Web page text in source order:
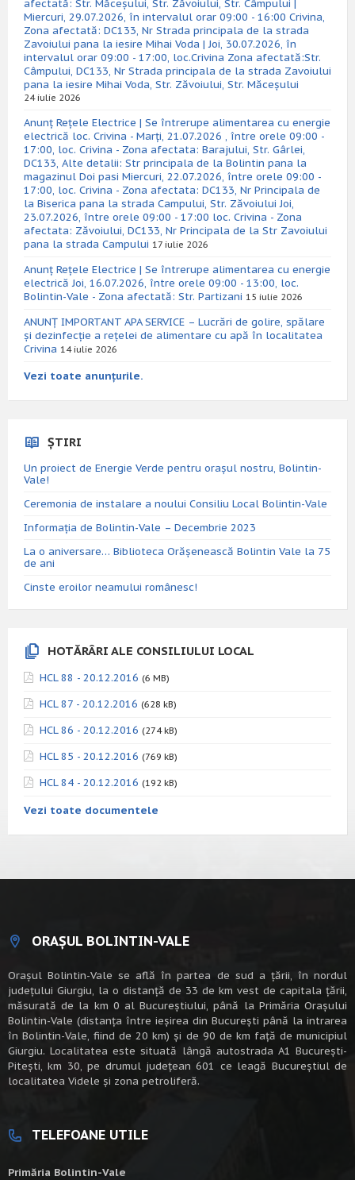
afectată: Str. Măceșului, Str. Zăvoiului, Str. Câmpului |
Miercuri, 29.07.2026, în intervalul orar 09:00 - 16:00 Crivina,
Zona afectată: DC133, Nr Strada principala de la strada
Zavoiului pana la iesire Mihai Voda | Joi, 30.07.2026, în
intervalul orar 09:00 - 17:00, loc.Crivina Zona afectată:Str.
Câmpului, DC133, Nr Strada principala de la strada Zavoiului
pana la iesire Mihai Voda, Str. Zăvoiului, Str. Măceșului
24 iulie 2026
Anunț Rețele Electrice | Se întrerupe alimentarea cu energie
electrică loc. Crivina - Marți, 21.07.2026 , între orele 09:00 -
17:00, loc. Crivina - Zona afectata: Barajului, Str. Gârlei,
DC133, Alte detalii: Str principala de la Bolintin pana la
magazinul Doi pasi Miercuri, 22.07.2026, între orele 09:00 -
17:00, loc. Crivina - Zona afectata: DC133, Nr Principala de
la Biserica pana la strada Campului, Str. Zăvoiului Joi,
23.07.2026, între orele 09:00 - 17:00 loc. Crivina - Zona
afectata: Zăvoiului, DC133, Nr Principala de la Str Zavoiului
pana la strada Campului 17 iulie 2026
Anunț Rețele Electrice | Se întrerupe alimentarea cu energie
electrică Joi, 16.07.2026, între orele 09:00 - 13:00, loc.
Bolintin-Vale - Zona afectată: Str. Partizani 15 iulie 2026
ANUNȚ IMPORTANT APA SERVICE – Lucrări de golire, spălare
și dezinfecție a rețelei de alimentare cu apă în localitatea
Crivina 14 iulie 2026
Vezi toate anunțurile.
ȘTIRI
Un proiect de Energie Verde pentru orașul nostru, Bolintin-
Vale!
Ceremonia de instalare a noului Consiliu Local Bolintin-Vale
Informația de Bolintin-Vale – Decembrie 2023
La o aniversare… Biblioteca Orăşenească Bolintin Vale la 75
de ani
Cinste eroilor neamului românesc!
HOTĂRÂRI ALE CONSILIULUI LOCAL
HCL 88 - 20.12.2016 (6 MB)
HCL 87 - 20.12.2016 (628 kB)
HCL 86 - 20.12.2016 (274 kB)
HCL 85 - 20.12.2016 (769 kB)
HCL 84 - 20.12.2016 (192 kB)
Vezi toate documentele
ORAȘUL BOLINTIN-VALE
Oraşul Bolintin-Vale se află în partea de sud a ţării, în nordul
judeţului Giurgiu, la o distanţă de 33 de km vest de capitala țării,
măsurată de la km 0 al Bucureștiului, până la Primăria Orașului
Bolintin-Vale (distanța între ieșirea din București până la intrarea
în Bolintin-Vale, fiind de 20 km) şi de 90 de km faţă de municipiul
Giurgiu. Localitatea este situată lângă autostrada A1 Bucureşti-
Piteşti, km 30, pe drumul judeţean 601 ce leagă Bucureştiul de
localitatea Videle şi zona petroliferă.
TELEFOANE UTILE
Primăria Bolintin-Vale